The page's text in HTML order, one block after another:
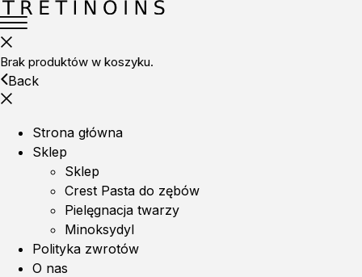
Brak produktów w koszyku.
Back
Strona główna
Sklep
Sklep
Crest Pasta do zębów
Pielęgnacja twarzy
Minoksydyl
Polityka zwrotów
O nas